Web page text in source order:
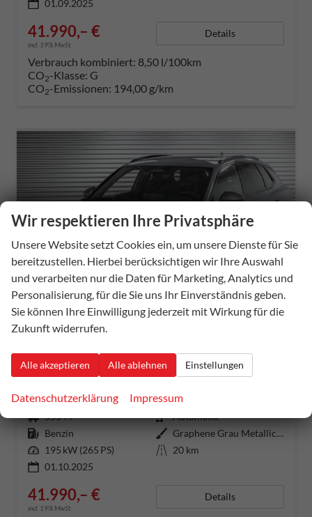
01.09.2025
41.990,– €
incl. 19% MwSt.
Details
Verbrauch kombiniert: 8,50 l/100km
CO2-Klasse: G
CO2-Emissionen: 194,00 g/km
ab 405,– € mtl.
Cupra Terramar
2,0 TSI DSG 4x4 VZ - LAGER
Fahrzeugnummer 55544 Getriebe Automatik
Kraftstoff Benzin Außenfarbe
Graphene Grau Metallic (R6)
Leistung 195 kW (265 PS) Kilometerstand 20 km
01.10.2025
41.990,– €
incl. 19% MwSt.
Details
Wir respektieren Ihre Privatsphäre
Unsere Website setzt Cookies ein, um unsere Dienste für Sie
bereitzustellen. Hierbei berücksichtigen wir Ihre Auswahl
und verarbeiten nur die Daten für Marketing, Analytics und
Personalisierung, für die Sie uns Ihr Einverständnis geben.
Sie können Ihre Einwilligung jederzeit mit Wirkung für die
Zukunft widerrufen.
Alle akzeptieren Alle ablehnen Einstellungen
Datenschutzerklärung Impressum